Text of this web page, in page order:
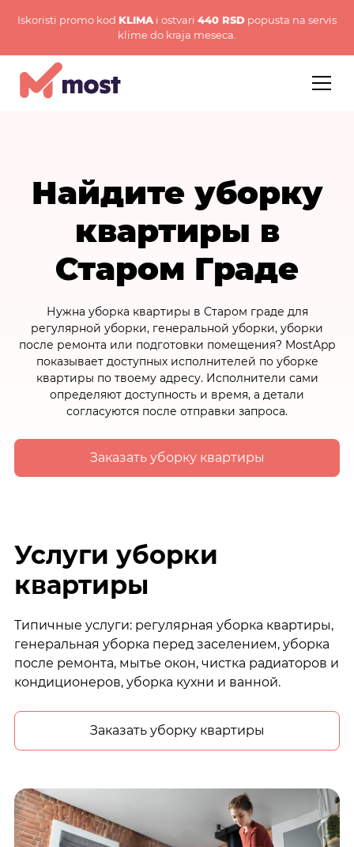
Iskoristi promo kod KLIMA i ostvari 440 RSD popusta na servis
klime do kraja meseca.
Найдите уборку
квартиры в
Старом Граде
Нужна уборка квартиры в Старом граде для
регулярной уборки, генеральной уборки, уборки
после ремонта или подготовки помещения? MostApp
показывает доступных исполнителей по уборке
квартиры по твоему адресу. Исполнители сами
определяют доступность и время, а детали
согласуются после отправки запроса.
Заказать уборку квартиры
Услуги уборки
квартиры
Типичные услуги: регулярная уборка квартиры,
генеральная уборка перед заселением, уборка
после ремонта, мытье окон, чистка радиаторов и
кондиционеров, уборка кухни и ванной.
Заказать уборку квартиры